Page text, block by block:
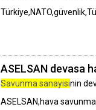
ASELSAN devasa
Savunma sanayisinin
ASELSAN,hava